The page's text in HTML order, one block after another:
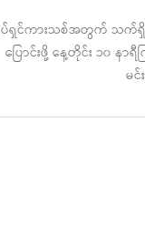
post:
ရှင်ကားသစ်အတွက် သက်ရှိ
ပြောင်းဖို့ နေ့တိုင်း ၁၀ န
မ